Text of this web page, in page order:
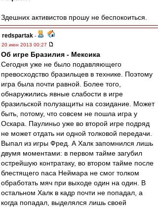
Здешних активистов прошу не беспокоиться.
redspartak -
20 июн 2013 00:27
Об игре Бразилия - Мексика
Сегодня уже не было подавляющего
превосходство бразильцев в технике. Поэтому
игра была почти равной. Более того,
обнаружились явные слабости в игре
бразильской полузащиты на созидание. Может
быть, потому, что совсем не пошла игра у
Оскара. Паулиньо уже во второй игре подряд
не может отдать ни одной толковой передачи.
Выпал из игры Фред. А Халк запомнился лишь
двумя моментами: в первом тайме загубил
острейшую контратаку, во втором тайме после
блестящего паса Неймара не смог толком
обработать мяч при выходе один на один. В
остальном Халк в кадр почти не попадал, а
когда попадал, выделялся лишь своей